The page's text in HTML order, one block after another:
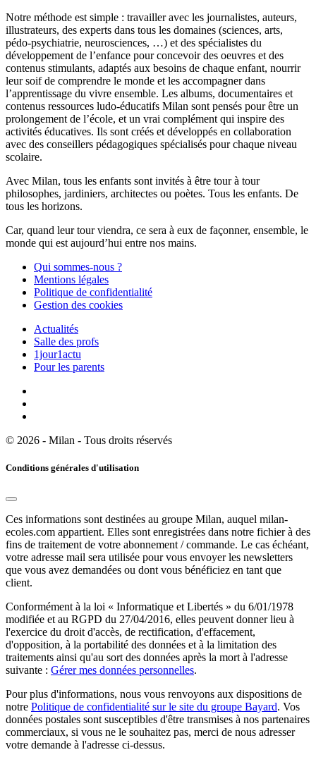
Notre méthode est simple : travailler avec les journalistes, auteurs,
illustrateurs, des experts dans tous les domaines (sciences, arts,
pédo-psychiatrie, neurosciences, …) et des spécialistes du
développement de l’enfance pour concevoir des oeuvres et des
contenus stimulants, adaptés aux besoins de chaque enfant, nourrir
leur soif de comprendre le monde et les accompagner dans
l’apprentissage du vivre ensemble. Les albums, documentaires et
contenus ressources ludo-éducatifs Milan sont pensés pour être un
prolongement de l’école, et un vrai complément qui inspire des
activités éducatives. Ils sont créés et développés en collaboration
avec des conseillers pédagogiques spécialisés pour chaque niveau
scolaire.
Avec Milan, tous les enfants sont invités à être tour à tour
philosophes, jardiniers, architectes ou poètes. Tous les enfants. De
tous les horizons.
Car, quand leur tour viendra, ce sera à eux de façonner, ensemble, le
monde qui est aujourd’hui entre nos mains.
Qui sommes-nous ?
Mentions légales
Politique de confidentialité
Gestion des cookies
Actualités
Salle des profs
1jour1actu
Pour les parents
© 2026 - Milan - Tous droits réservés
Conditions générales d'utilisation
Ces informations sont destinées au groupe Milan, auquel milan-
ecoles.com appartient. Elles sont enregistrées dans notre fichier à des
fins de traitement de votre abonnement / commande. Le cas échéant,
votre adresse mail sera utilisée pour vous envoyer les newsletters
que vous avez demandées ou dont vous bénéficiez en tant que
client.
Conformément à la loi « Informatique et Libertés » du 6/01/1978
modifiée et au RGPD du 27/04/2016, elles peuvent donner lieu à
l'exercice du droit d'accès, de rectification, d'effacement,
d'opposition, à la portabilité des données et à la limitation des
traitements ainsi qu'au sort des données après la mort à l'adresse
suivante : Gérer mes données personnelles.
Pour plus d'informations, nous vous renvoyons aux dispositions de
notre Politique de confidentialité sur le site du groupe Bayard. Vos
données postales sont susceptibles d'être transmises à nos partenaires
commerciaux, si vous ne le souhaitez pas, merci de nous adresser
votre demande à l'adresse ci-dessus.